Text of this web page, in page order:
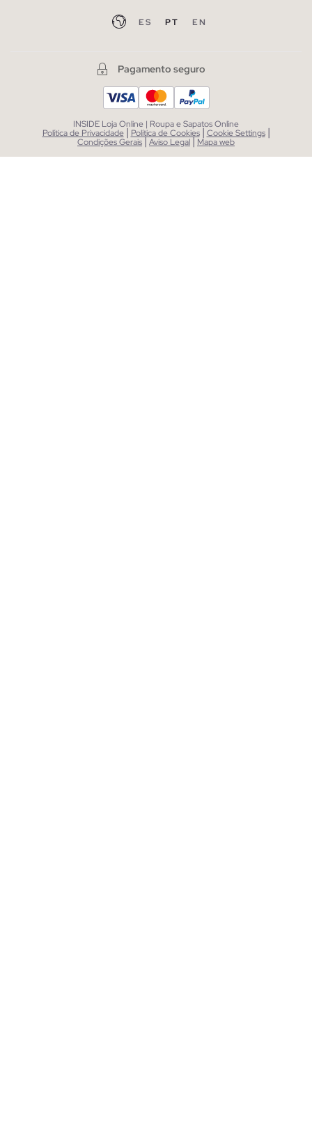
ES PT EN
Pagamento seguro
INSIDE Loja Online | Roupa e Sapatos Online
Política de Privacidade | Política de Cookies | Cookie Settings |
Condições Gerais|Aviso Legal| Mapa web